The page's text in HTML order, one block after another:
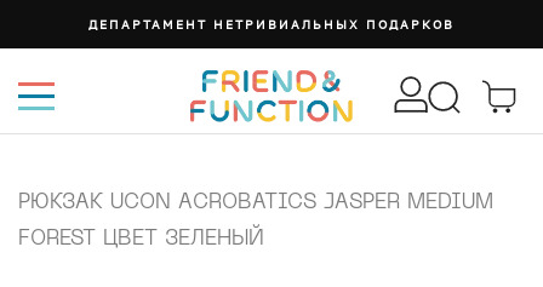
ДЕПАРТАМЕНТ НЕТРИВИАЛЬНЫХ ПОДАРКОВ
РЮКЗАК UCON ACROBATICS JASPER MEDIUM
FOREST ЦВЕТ ЗЕЛЕНЫЙ